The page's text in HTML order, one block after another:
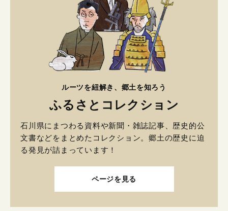
ルーツを紐解き、郷土を知ろう
ふるさとコレクション
石川県にまつわる資料や新聞・雑誌記事、歴史的公
文書などをまとめたコレクション。郷土の歴史に迫
る発見が詰まっています！
ページを見る